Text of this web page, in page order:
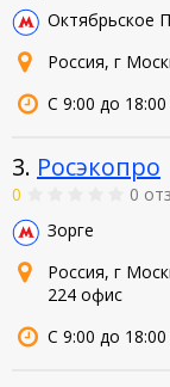
Октябрьское
Россия, г
С 9:00 до 18:00
3. Росэкопро
0
0
Зорге
Россия, г
224 офис
С 9:00 до 18:00